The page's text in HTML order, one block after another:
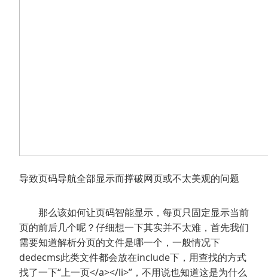
导致页码导航全部显示而撑破网页或不太美观的问题
那么该如何让页码智能显示，每页只固定显示当前
页的前后几个呢？仔细想一下其实并不太难，首先我们
需要知道解析分页的文件是哪一个，一般情况下
dedecms此类文件都会放在include下，用查找的方式
找了一下“上一页</a></li>”，不用说也知道这是为什么